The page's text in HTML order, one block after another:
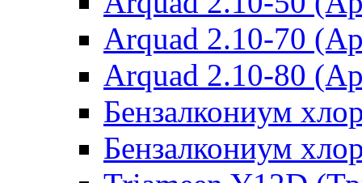
Arquad 2.10-70
Arquad 2.10-80
Бензалкониум
Бензалкониум